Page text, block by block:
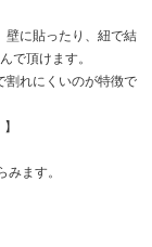
壁に貼ったり、紐で結
で頂けます。
割れにくいのが特徴で
ます。